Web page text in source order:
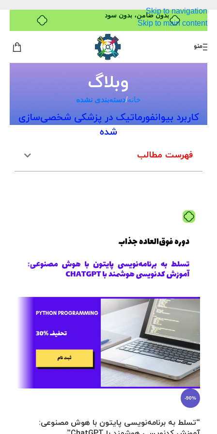
خرید قسطی با ترب‌پی
Skip to navigation
Skip to main content
منو
وبلاگ
خانه/دسته‌بندی نشده
کاربرد بیوانفورماتیک در پزشکی شخصی‌سازی
شده
فهرست مطالب
-90%
“تسلط به برنامه‌نویسی پایتون با هوش مصنوعی: